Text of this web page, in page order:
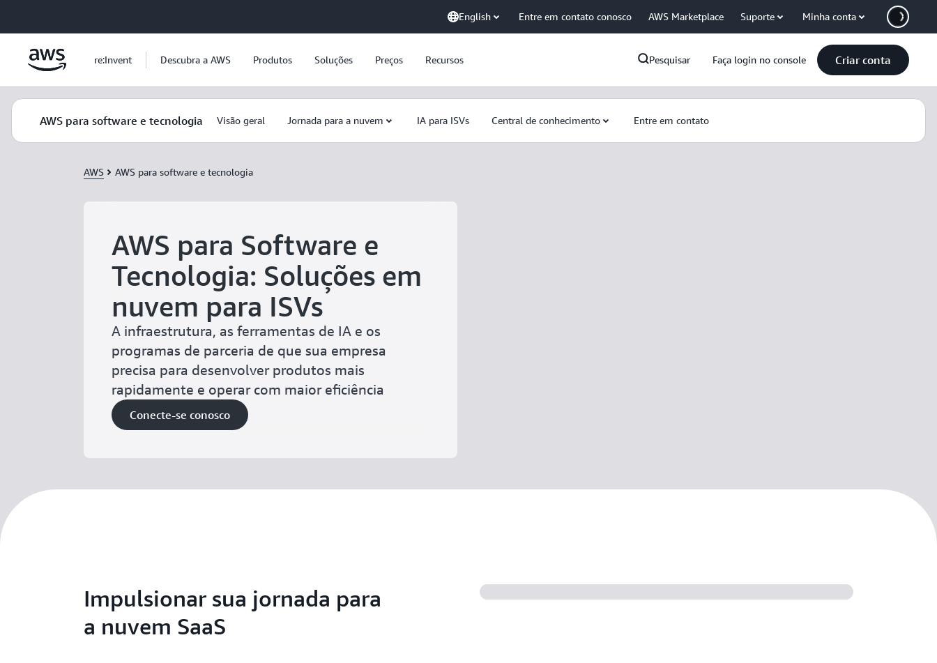
English Entre em contato conosco AWS Marketplace Suporte Minha conta
re:Invent Descubra a AWS Produtos Soluções Preços Recursos Pesquisar Faça login no console Criar conta
AWS para software e tecnologia Visão geral Jornada para a nuvem IA para ISVs Central de conhecimento Entre em contato
AWS AWS para software e tecnologia
AWS para Software e
Tecnologia: Soluções em
nuvem para ISVs
A infraestrutura, as ferramentas de IA e os
programas de parceria de que sua empresa
precisa para desenvolver produtos mais
rapidamente e operar com maior eficiência
Conecte-se conosco
Impulsionar sua jornada para
a nuvem SaaS